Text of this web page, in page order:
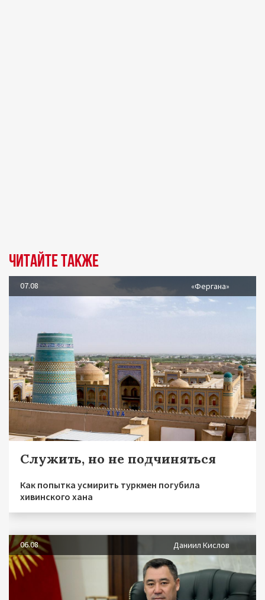
Читайте также
07.08 «Фергана»
Служить, но не подчиняться
Как попытка усмирить туркмен погубила
хивинского хана
06.08 Даниил Кислов